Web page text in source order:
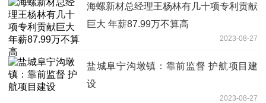
海螺新材总经理王杨林有几十项专利贡献
巨大 年薪87.99万不算高
2023-08-27
盐城阜宁沟墩镇：靠前监督 护航项目建
设
2023-08-27